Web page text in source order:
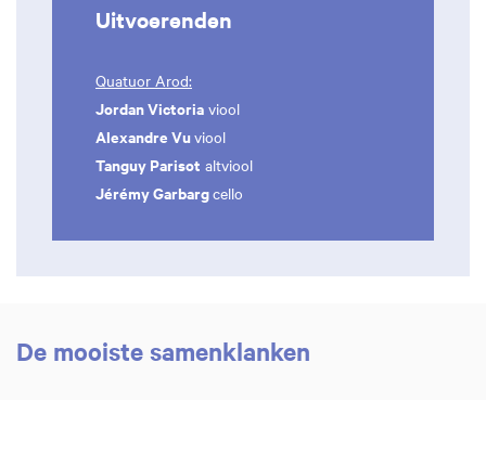
Uitvoerenden
Quatuor Arod:
Jordan Victoria viool
Alexandre Vuviool
Tanguy Parisot altviool
Jérémy Garbargcello
De mooiste samenklanken